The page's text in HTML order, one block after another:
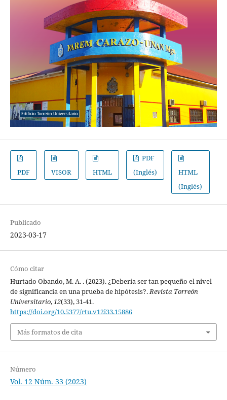
PDF VISOR HTML
PDF
(Inglés)
HTML
(Inglés)
Publicado
2023-03-17
Cómo citar
Hurtado Obando, M. A. . (2023). ¿Debería ser tan pequeño el nivel
de significancia en una prueba de hipótesis?.Revista Torreón
Universitario,12(33), 31-41.
https://doi.org/10.5377/rtu.v12i33.15886
Más formatos de cita
Número
Vol. 12 Núm. 33 (2023)